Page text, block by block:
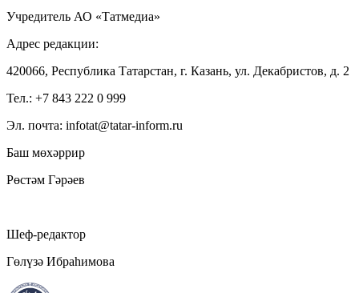
Учредитель АО «Татмедиа»
Адрес редакции:
420066, Республика Татарстан, г. Казань, ул. Декабристов, д. 2
Тел.: +7 843 222 0 999
Эл. почта: infotat@tatar-inform.ru
Баш мөхәррир
Рөстәм Гәрәев
Шеф-редактор
Гөлүзә Ибраһимова